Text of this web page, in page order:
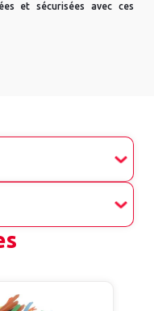
et sécurisées avec ces